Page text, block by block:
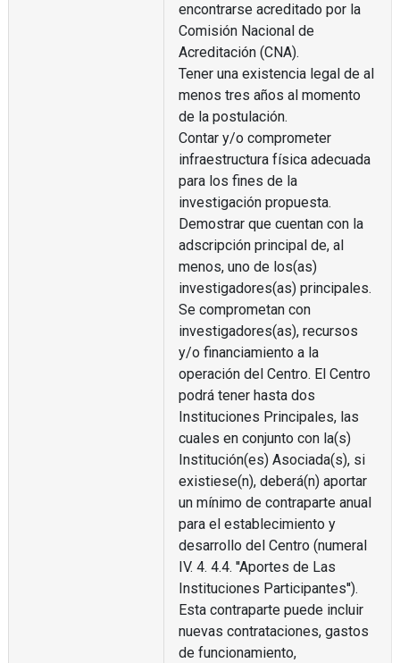
encontrarse acreditado por la
Comisión Nacional de
Acreditación (CNA).
Tener una existencia legal de al
menos tres años al momento
de la postulación.
Contar y/o comprometer
infraestructura física adecuada
para los fines de la
investigación propuesta.
Demostrar que cuentan con la
adscripción principal de, al
menos, uno de los(as)
investigadores(as) principales.
Se comprometan con
investigadores(as), recursos
y/o financiamiento a la
operación del Centro. El Centro
podrá tener hasta dos
Instituciones Principales, las
cuales en conjunto con la(s)
Institución(es) Asociada(s), si
existiese(n), deberá(n) aportar
un mínimo de contraparte anual
para el establecimiento y
desarrollo del Centro (numeral
IV. 4. 4.4. ''Aportes de Las
Instituciones Participantes'').
Esta contraparte puede incluir
nuevas contrataciones, gastos
de funcionamiento,